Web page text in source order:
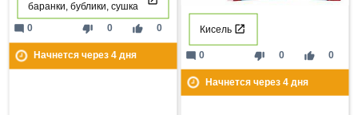
Кисель
thumb_down 0 thumb_up 0
mode_comment 0
Начнется через 4дня
баранки, бублики, сушка
thumb_down 0 thumb_up 0
mode_comment 0
Начнется через 4дня